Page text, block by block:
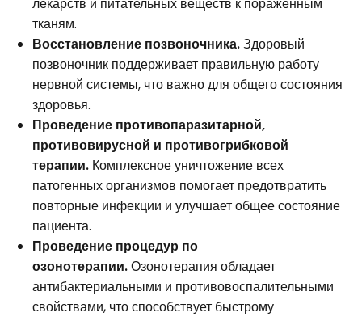
тканям.
Восстановление позвоночника.Здоровый
позвоночник поддерживает правильную работу
нервной системы, что важно для общего состояния
здоровья.
Проведение противопаразитарной,
противовирусной и противогрибковой
терапии. Комплексное уничтожение всех
патогенных организмов помогает предотвратить
повторные инфекции и улучшает общее состояние
пациента.
Проведение процедур по
озонотерапии.Озонотерапия обладает
антибактериальными и противовоспалительными
свойствами, что способствует быстрому